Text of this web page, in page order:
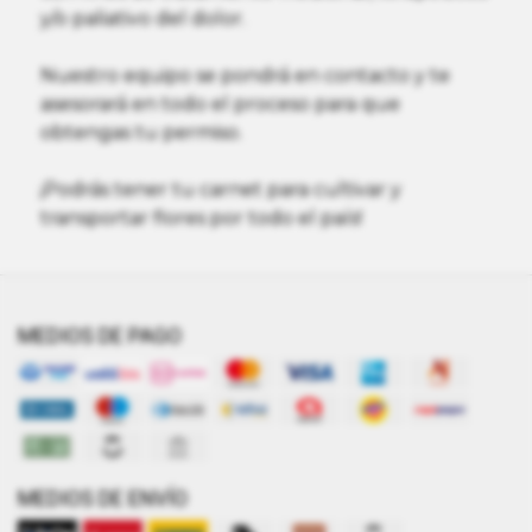
y/o paliativo del dolor.
Nuestro equipo se pondrá en contacto y te
asesorará en todo el proceso para que
obtengas tu permiso.
¡Podrás tener tu carnet para cultivar y
transportar flores por todo el país!
MEDIOS DE PAGO
MEDIOS DE ENVÍO